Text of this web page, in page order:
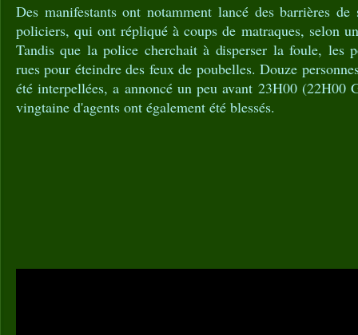
Des manifestants ont notamment lancé des barrières
policiers, qui ont répliqué à coups de matraques, selon
Tandis que la police cherchait à disperser la foule, les
rues pour éteindre des feux de poubelles. Douze
été interpellées, a annoncé un peu avant 23H00
vingtaine d'agents ont également été blessés.